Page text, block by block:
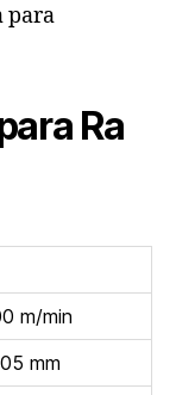
para
Ra
m/min
mm